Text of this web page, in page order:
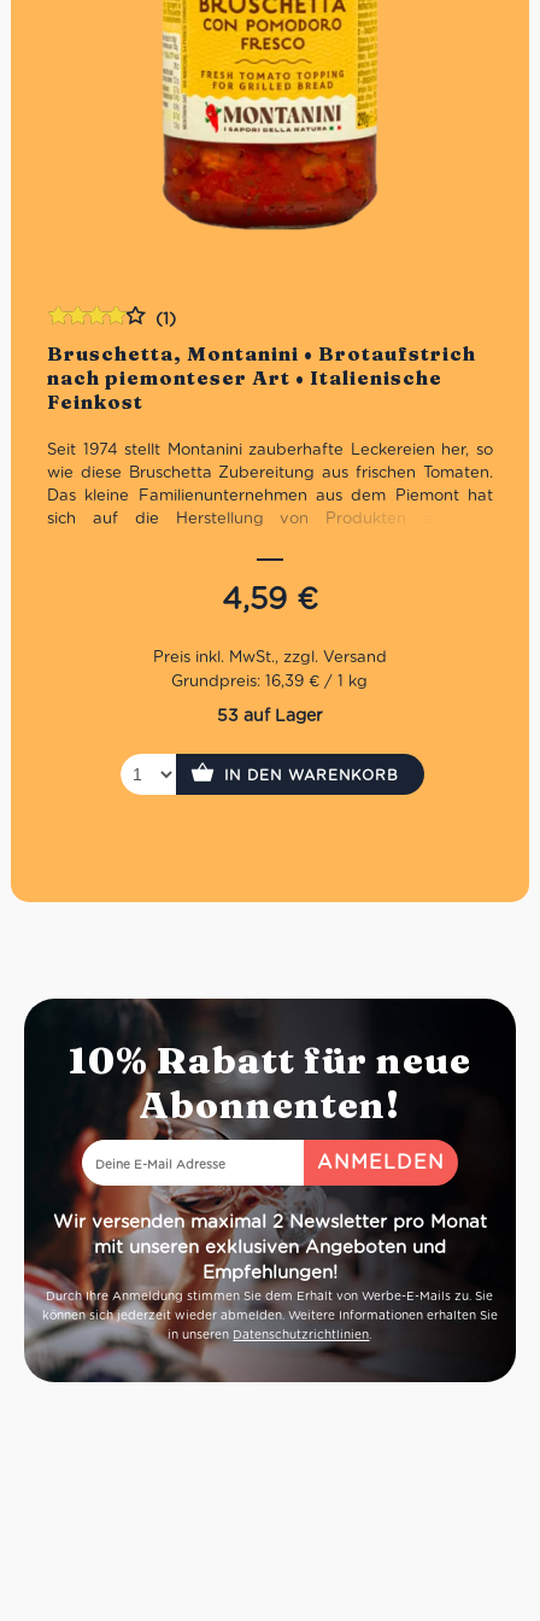
Mozzarella Caprese also für zwei Personen, erhälst Du
eine Schale mit Mozzarella Caprese für beide Personen.
Wir servieren den Salat der Einfachheit halber auf
Einweg-Aluminium-Platten. Solltest Du anderes Geschirr
wünschen, so teile uns dies bitte vorab mit. Bitte beachte
ie Zusammenstellung je nach saisonaler
Verfügbarkeit variieren und vom Foto leicht abweichen
Bruschetta, Montanini • Brotaufstrich
nach piemonteser Art • Italienische
Feinkost
(1)
Seit 1974 stellt Montanini zauberhafte Leckereien her, so
wie diese Bruschetta Zubereitung aus frischen Tomaten.
Das kleine Familienunternehmen aus dem Piemont hat
sich auf die Herstellung von Produkten aus der
wichtig dabei ist die Aufrechterhaltung von den
natürlichen Geschmäckern durch die Auswahl von
hochqualitativen Rohstoffen sowie durch den Verzicht
Jahren ist die Montanini Sas nun schon am Werke, heute
sogar in der dritten Generation.
4,59 €
Bewertet
mit4.00
von 5
Grundpreis: 16,39 € / 1 kg
53 auf Lager
IN DEN WARENKORB
10% Rabatt für neue
Abonnenten!
Wir versenden maximal 2 Newsletter pro Monat
mit unseren exklusiven Angeboten und
Empfehlungen!
Durch Ihre Anmeldung stimmen Sie dem Erhalt von Werbe-E-Mails zu. Sie
können sich jederzeit wieder abmelden. Weitere Informationen erhalten Sie
in unseren Datenschutzrichtlinien